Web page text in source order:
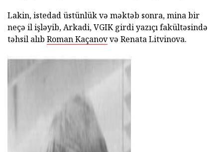
Lakin, istedad üstünlük və məktəb sonra, mina bir
neçə il işləyib, Arkadi, VGIK girdi yazıçı fakültəsində
təhsil alıb Roman Kaçanovvə Renata Litvinova.